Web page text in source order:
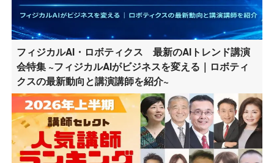
フィジカルAI・ロボティクス 最新のAIトレンド講演
会特集 ~フィジカルAIがビジネスを変える｜ロボティ
クスの最新動向と講演講師を紹介~